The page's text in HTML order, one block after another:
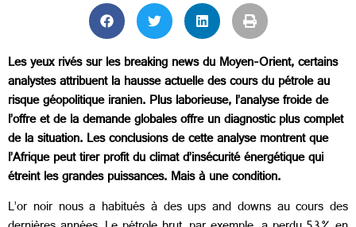
Les yeux rivés sur les breaking news du Moyen-Orient, certains
analystes attribuent la hausse actuelle des cours du pétrole au
risque géopolitique iranien. Plus laborieuse, l’analyse froide de
l’offre et de la demande globales offre un diagnostic plus complet
de la situation. Les conclusions de cette analyse montrent que
l’Afrique peut tirer profit du climat d’insécurité énergétique qui
étreint les grandes puissances. Mais à une condition.
L’or noir nous a habitués à des ups and downs au cours des